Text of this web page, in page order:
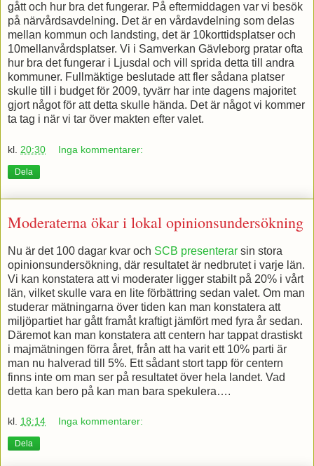
gått och hur bra det fungerar. På eftermiddagen var vi besök
på närvårdsavdelning. Det är en vårdavdelning som delas
mellan kommun och landsting, det är 10korttidsplatser och
10mellanvårdsplatser. Vi i Samverkan Gävleborg pratar ofta
hur bra det fungerar i Ljusdal och vill sprida detta till andra
kommuner. Fullmäktige beslutade att fler sådana platser
skulle till i budget för 2009, tyvärr har inte dagens majoritet
gjort något för att detta skulle hända. Det är något vi kommer
ta tag i när vi tar över makten efter valet.
kl. 20:30 Inga kommentarer:
Dela
Moderaterna ökar i lokal opinionsundersökning
Nu är det 100 dagar kvar och SCB presenterar sin stora
opinionsundersökning, där resultatet är nedbrutet i varje län.
Vi kan konstatera att vi moderater ligger stabilt på 20% i vårt
län, vilket skulle vara en lite förbättring sedan valet. Om man
studerar mätningarna över tiden kan man konstatera att
miljöpartiet har gått framåt kraftigt jämfört med fyra år sedan.
Däremot kan man konstatera att centern har tappat drastiskt
i majmätningen förra året, från att ha varit ett 10% parti är
man nu halverad till 5%. Ett sådant stort tapp för centern
finns inte om man ser på resultatet över hela landet. Vad
detta kan bero på kan man bara spekulera….
kl. 18:14 Inga kommentarer:
Dela